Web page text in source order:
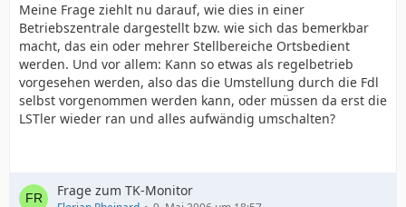
Meine Frage ziehlt nu darauf, wie dies in einer
Betriebszentrale dargestellt bzw. wie sich das bemerkbar
macht, das ein oder mehrer Stellbereiche Ortsbedient
werden. Und vor allem: Kann so etwas als regelbetrieb
vorgesehen werden, also das die Umstellung durch die Fdl
selbst vorgenommen werden kann, oder müssen da erst die
LSTler wieder ran und alles aufwändig umschalten?
Frage zum TK-Monitor